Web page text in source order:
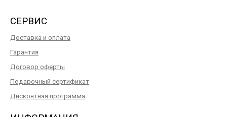
СЕРВИС
Доставка и оплата
Гарантия
Договор оферты
Подарочный сертификат
Дисконтная программа